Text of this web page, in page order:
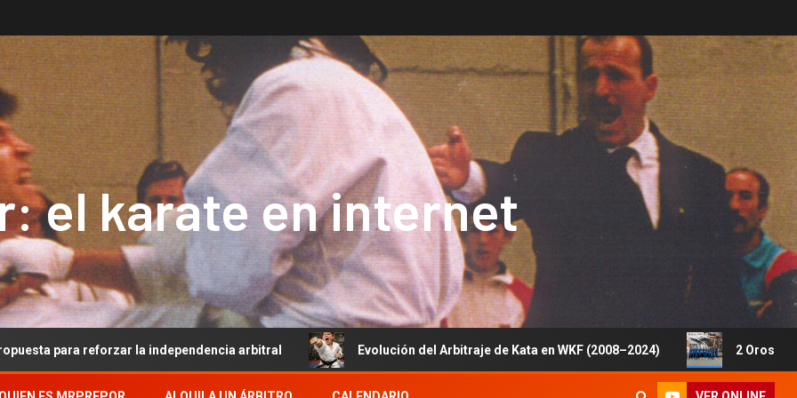
el karate en internet
la independencia arbitral Evolución del Arbitraje de Kata en WKF (2008–2024) 2 Oros, 1 Plata y 5